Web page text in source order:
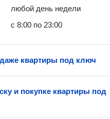
любой день недели
с 8:00 по 23:00
квартиры под ключ
и покупке квартиры под